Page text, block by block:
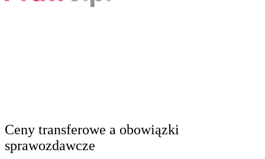
Ceny transferowe a obowiązki
sprawozdawcze